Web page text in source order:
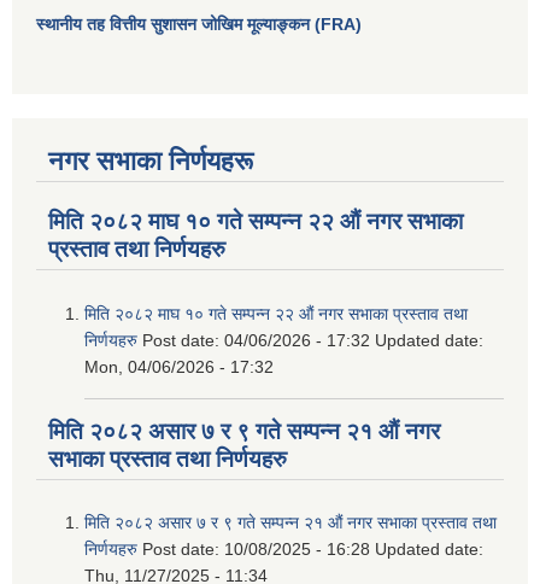
स्थानीय तह वित्तीय सुशासन जोखिम मूल्याङ्कन (FRA)
नगर सभाका निर्णयहरू
मिति २०८२ माघ १० गते सम्पन्न २२ औं नगर सभाका
प्रस्ताव तथा निर्णयहरु
मिति २०८२ माघ १० गते सम्पन्न २२ औं नगर सभाका प्रस्ताव तथा
निर्णयहरु Post date: 04/06/2026 - 17:32 Updated date:
Mon, 04/06/2026 - 17:32
मिति २०८२ असार ७ र ९ गते सम्पन्न २१ औं नगर
सभाका प्रस्ताव तथा निर्णयहरु
मिति २०८२ असार ७ र ९ गते सम्पन्न २१ औं नगर सभाका प्रस्ताव तथा
निर्णयहरु Post date: 10/08/2025 - 16:28 Updated date:
Thu, 11/27/2025 - 11:34